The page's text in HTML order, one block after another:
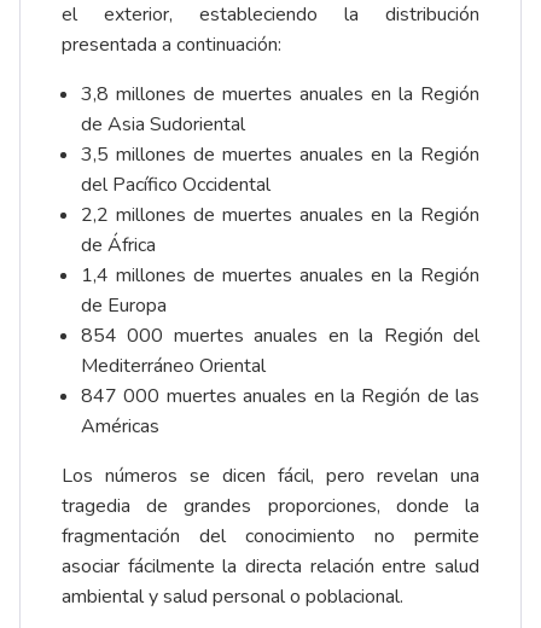
el exterior, estableciendo la distribución
presentada a continuación:
3,8 millones de muertes anuales en la Región
de Asia Sudoriental
3,5 millones de muertes anuales en la Región
del Pacífico Occidental
2,2 millones de muertes anuales en la Región
de África
1,4 millones de muertes anuales en la Región
de Europa
854 000 muertes anuales en la Región del
Mediterráneo Oriental
847 000 muertes anuales en la Región de las
Américas
Los números se dicen fácil, pero revelan una
tragedia de grandes proporciones, donde la
fragmentación del conocimiento no permite
asociar fácilmente la directa relación entre salud
ambiental y salud personal o poblacional.